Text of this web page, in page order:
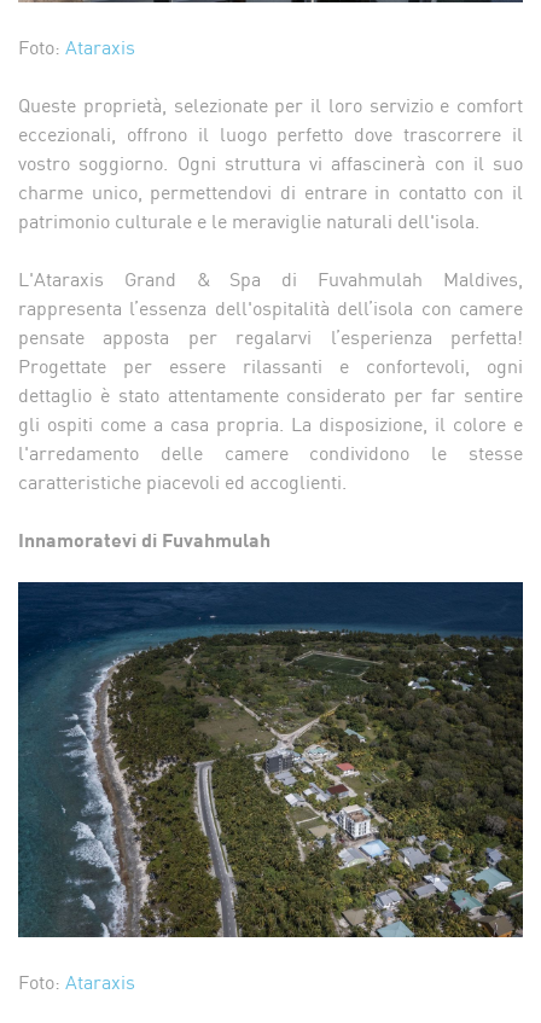
Foto: Ataraxis
Queste proprietà, selezionate per il loro servizio e comfort
eccezionali, offrono il luogo perfetto dove trascorrere il
vostro soggiorno. Ogni struttura vi affascinerà con il suo
charme unico, permettendovi di entrare in contatto con il
patrimonio culturale e le meraviglie naturali dell'isola.
L'Ataraxis Grand & Spa di Fuvahmulah Maldives,
rappresenta l’essenza dell'ospitalità dell’isola con camere
pensate apposta per regalarvi l’esperienza perfetta!
Progettate per essere rilassanti e confortevoli, ogni
dettaglio è stato attentamente considerato per far sentire
gli ospiti come a casa propria. La disposizione, il colore e
l'arredamento delle camere condividono le stesse
caratteristiche piacevoli ed accoglienti.
Innamoratevi di Fuvahmulah
Foto: Ataraxis